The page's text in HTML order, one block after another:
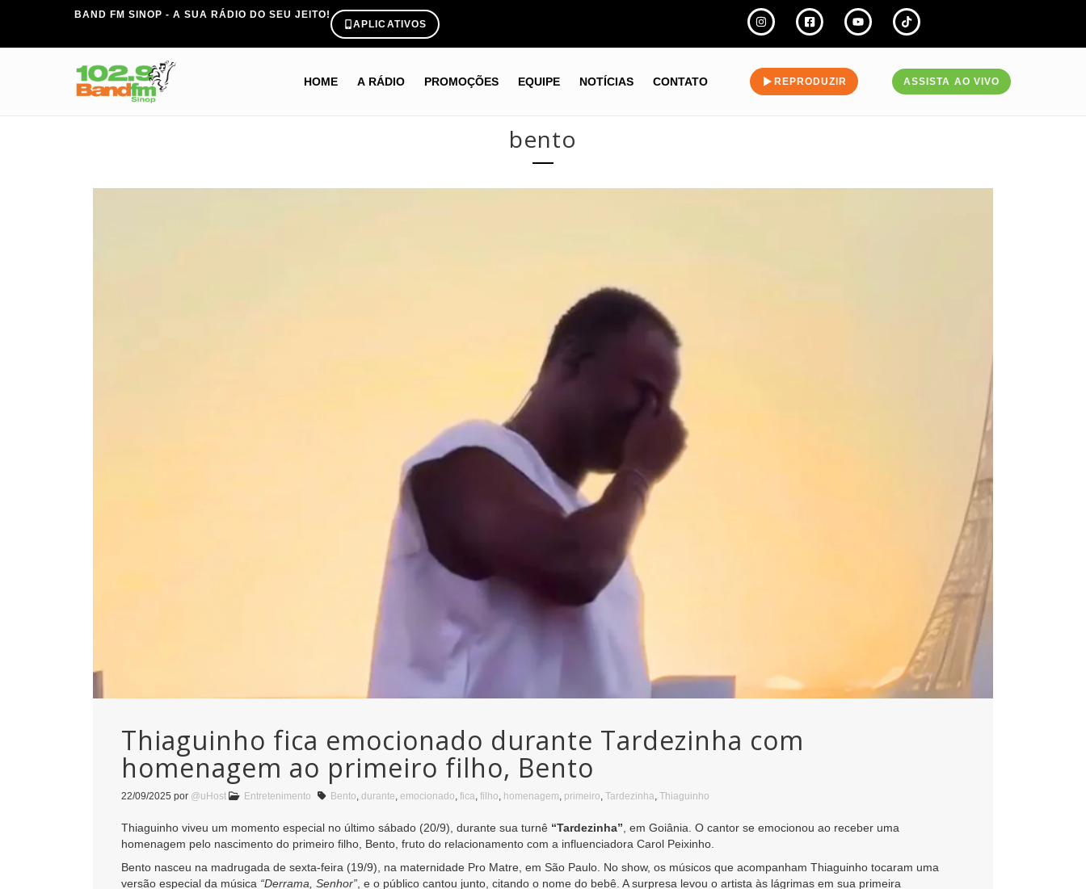
BAND FM SINOP - A SUA RÁDIO DO SEU JEITO!
APLICATIVOS
HOME A RÁDIO PROMOÇÕES EQUIPE NOTÍCIAS CONTATO REPRODUZIR ASSISTA AO VIVO
bento
Thiaguinho fica emocionado durante Tardezinha com
homenagem ao primeiro filho, Bento
22/09/2025 por @uHost Entretenimento Bento, durante, emocionado, fica, filho, homenagem, primeiro, Tardezinha, Thiaguinho
Thiaguinho viveu um momento especial no último sábado (20/9), durante sua turnê “Tardezinha” , em Goiânia. O cantor se emocionou ao receber uma
homenagem pelo nascimento do primeiro filho, Bento, fruto do relacionamento com a influenciadora Carol Peixinho.
Bento nasceu na madrugada de sexta-feira (19/9), na maternidade Pro Matre, em São Paulo. No show, os músicos que acompanham Thiaguinho tocaram uma
versão especial da música “Derrama, Senhor”, e o público cantou junto, citando o nome do bebê. A surpresa levou o artista às lágrimas em sua primeira